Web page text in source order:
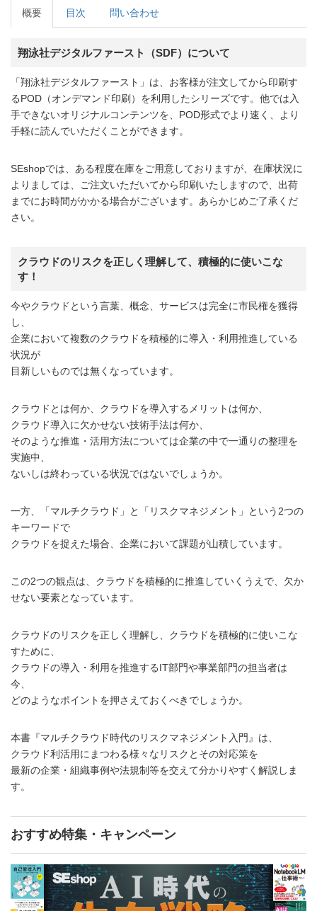
概要 目次 問い合わせ
翔泳社デジタルファースト（SDF）について
「翔泳社デジタルファースト」は、お客様が注文してから印刷す
るPOD（オンデマンド印刷）を利用したシリーズです。他では入
手できないオリジナルコンテンツを、POD形式でより速く、より
手軽に読んでいただくことができます。
SEshopでは、ある程度在庫をご用意しておりますが、在庫状況に
よりましては、ご注文いただいてから印刷いたしますので、出荷
までにお時間がかかる場合がございます。あらかじめご了承くだ
さい。
クラウドのリスクを正しく理解して、積極的に使いこな
す！
今やクラウドという言葉、概念、サービスは完全に市民権を獲得
し、
企業において複数のクラウドを積極的に導入・利用推進している
状況が
目新しいものでは無くなっています。
クラウドとは何か、クラウドを導入するメリットは何か、
クラウド導入に欠かせない技術手法は何か、
そのような推進・活用方法については企業の中で一通りの整理を
実施中、
ないしは終わっている状況ではないでしょうか。
一方、「マルチクラウド」と「リスクマネジメント」という2つの
キーワードで
クラウドを捉えた場合、企業において課題が山積しています。
この2つの観点は、クラウドを積極的に推進していくうえで、欠か
せない要素となっています。
クラウドのリスクを正しく理解し、クラウドを積極的に使いこな
すために、
クラウドの導入・利用を推進するIT部門や事業部門の担当者は
今、
どのようなポイントを押さえておくべきでしょうか。
本書『マルチクラウド時代のリスクマネジメント入門』は、
クラウド利活用にまつわる様々なリスクとその対応策を
最新の企業・組織事例や法規制等を交えて分かりやすく解説しま
す。
おすすめ特集・キャンペーン